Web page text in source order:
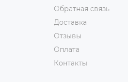
Обратная связь
Доставка
Отзывы
Оплата
Контакты